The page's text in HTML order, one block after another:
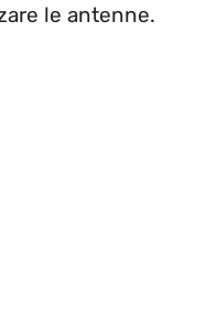
le antenne.